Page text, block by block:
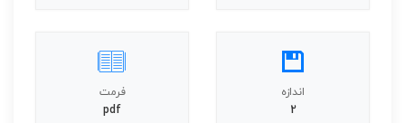
اندازه
2
فرمت
pdf